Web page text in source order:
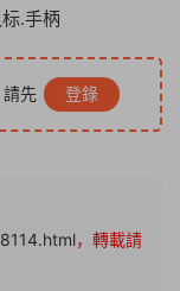
.手柄
先 登錄
，轉載請